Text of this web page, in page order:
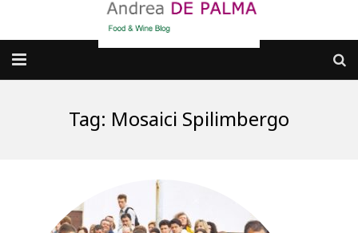
dove MANGIARE
Tag: Mosaici Spilimbergo